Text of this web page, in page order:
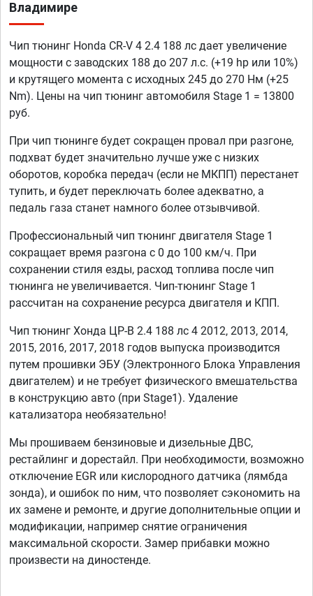
Владимире
Чип тюнинг Honda CR-V 4 2.4 188 лс дает увеличение
мощности с заводских 188 до 207 л.с. (+19 hp или 10%)
и крутящего момента с исходных 245 до 270 Нм (+25
Nm). Цены на чип тюнинг автомобиля Stage 1 = 13800
руб.
При чип тюнинге будет сокращен провал при разгоне,
подхват будет значительно лучше уже с низких
оборотов, коробка передач (если не МКПП) перестанет
тупить, и будет переключать более адекватно, а
педаль газа станет намного более отзывчивой.
Профессиональный чип тюнинг двигателя Stage 1
сокращает время разгона с 0 до 100 км/ч. При
сохранении стиля езды, расход топлива после чип
тюнинга не увеличивается. Чип-тюнинг Stage 1
рассчитан на сохранение ресурса двигателя и КПП.
Чип тюнинг Хонда ЦР-В 2.4 188 лс 4 2012, 2013, 2014,
2015, 2016, 2017, 2018 годов выпуска производится
путем прошивки ЭБУ (Электронного Блока Управления
двигателем) и не требует физического вмешательства
в конструкцию авто (при Stage1). Удаление
катализатора необязательно!
Мы прошиваем бензиновые и дизельные ДВС,
рестайлинг и дорестайл. При необходимости, возможно
отключение EGR или кислородного датчика (лямбда
зонда), и ошибок по ним, что позволяет сэкономить на
их замене и ремонте, и другие дополнительные опции и
модификации, например снятие ограничения
максимальной скорости. Замер прибавки можно
произвести на диностенде.